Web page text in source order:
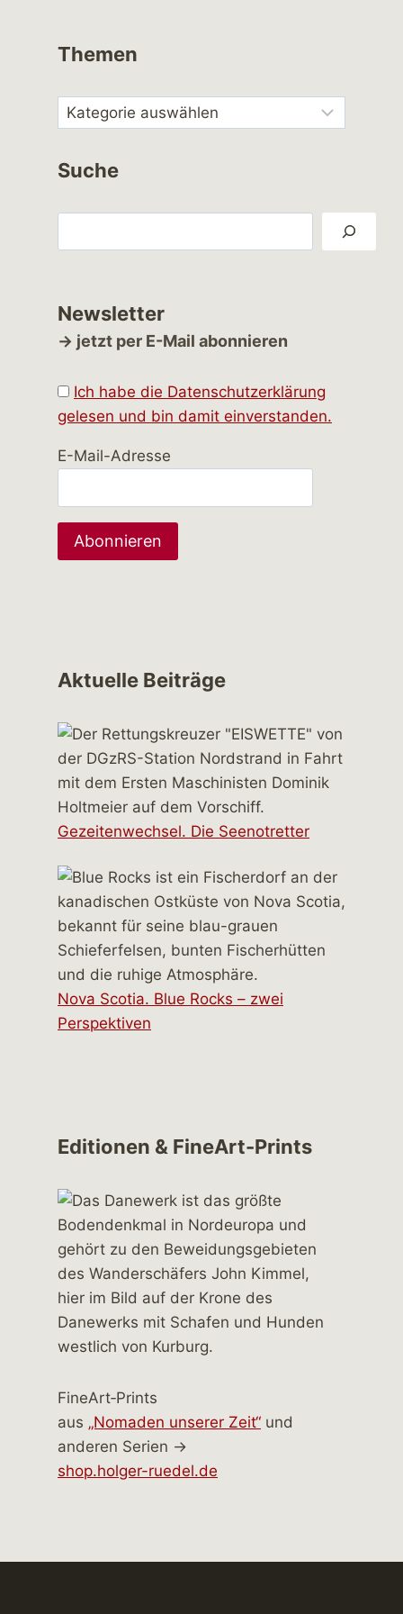
Themen
Suche
Newsletter
→ jetzt per E-Mail abonnieren
Ich habe die Datenschutzerklärung
gelesen und bin damit einverstanden.
E-Mail-Adresse
Aktuelle Beiträge
Gezeitenwechsel. Die Seenotretter
Nova Scotia. Blue Rocks – zwei
Perspektiven
Editionen & FineArt-Prints
FineArt‑Prints
aus „Nomaden unserer Zeit“ und
anderen Serien →
shop.holger-ruedel.de